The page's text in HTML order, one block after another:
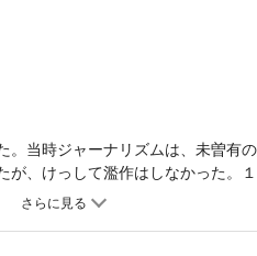
当時ジャーナリズムは、未曽有
、けっして濫作はしなかった。
表する幾多の名作がこの時期に生